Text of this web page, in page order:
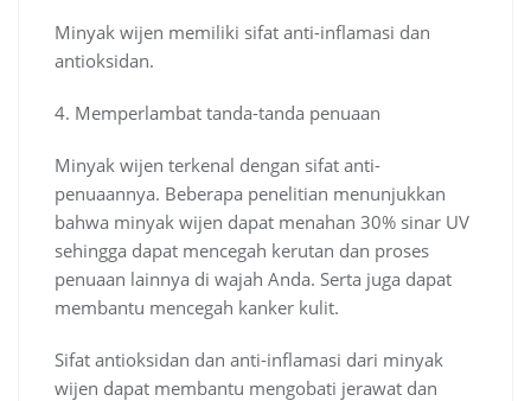
Minyak wijen memiliki sifat anti-inflamasi dan
antioksidan.
4. Memperlambat tanda-tanda penuaan
Minyak wijen terkenal dengan sifat anti-
penuaannya. Beberapa penelitian menunjukkan
bahwa minyak wijen dapat menahan 30% sinar UV
sehingga dapat mencegah kerutan dan proses
penuaan lainnya di wajah Anda. Serta juga dapat
membantu mencegah kanker kulit.
Sifat antioksidan dan anti-inflamasi dari minyak
wijen dapat membantu mengobati jerawat dan